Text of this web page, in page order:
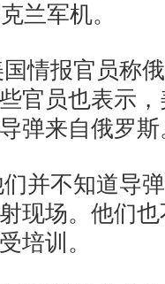
兰军机。
报官员称俄
官员也表示
弹来自俄罗斯
不知道导弹
现场。他们
培训。